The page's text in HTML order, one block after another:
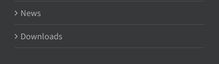
News
Downloads